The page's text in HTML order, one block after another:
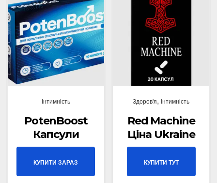
Інтимність
PotenBoost
Капсули
КУПИТИ ЗАРАЗ
Здоров'я, Інтимність
Red Machine
Ціна Ukraine
КУПИТИ ТУТ